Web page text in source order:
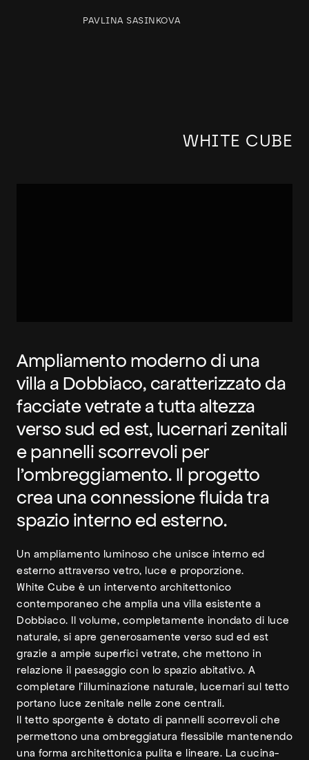
PAVLINA SASINKOVA
WHITE CUBE
Ampliamento moderno di una
villa a Dobbiaco, caratterizzato da
facciate vetrate a tutta altezza
verso sud ed est, lucernari zenitali
e pannelli scorrevoli per
l’ombreggiamento. Il progetto
crea una connessione fluida tra
spazio interno ed esterno.
Un ampliamento luminoso che unisce interno ed
esterno attraverso vetro, luce e proporzione.
White Cube è un intervento architettonico
contemporaneo che amplia una villa esistente a
Dobbiaco. Il volume, completamente inondato di luce
naturale, si apre generosamente verso sud ed est
grazie a ampie superfici vetrate, che mettono in
relazione il paesaggio con lo spazio abitativo. A
completare l’illuminazione naturale, lucernari sul tetto
portano luce zenitale nelle zone centrali.
Il tetto sporgente è dotato di pannelli scorrevoli che
permettono una ombreggiatura flessibile mantenendo
una forma architettonica pulita e lineare. La cucina-